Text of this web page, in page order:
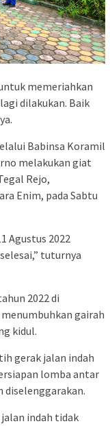
memeriahkan
dilakukan. Baik
Babinsa Koramil
melakukan giat
Rejo,
Enim, pada Sabtu
Agustus 2022
tuturnya
2022 di
gairah
kidul.
gerak jalan indah
lomba antar
diselenggarakan.
indah tidak